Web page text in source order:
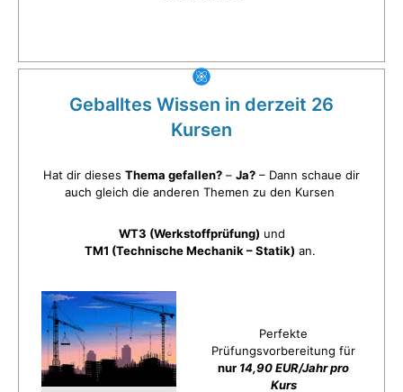
Geballtes Wissen in derzeit 26
Kursen
Hat dir dieses Thema gefallen? – Ja? – Dann schaue dir
auch gleich die anderen Themen zu den Kursen
WT3 (Werkstoffprüfung) und
TM1 (Technische Mechanik – Statik) an.
Perfekte
Prüfungsvorbereitung für
nur 14,90 EUR/Jahr pro
Kurs